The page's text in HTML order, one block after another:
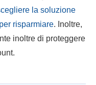
la soluzione
risparmiare. Inoltre,
inoltre di proteggere